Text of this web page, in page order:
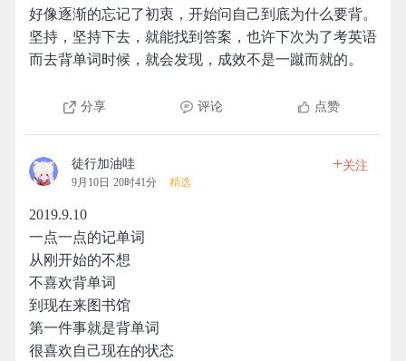
好像逐渐的忘记了初衷，开始问自己到底为什么要背。
坚持，坚持下去，就能找到答案，也许下次为了考英语
而去背单词时候，就会发现，成效不是一蹴而就的。
分享 评论 点赞
徒行加油哇
9月10日 20时41分 精选
+关注
2019.9.10
一点一点的记单词
从刚开始的不想
不喜欢背单词
到现在来图书馆
第一件事就是背单词
很喜欢自己现在的状态